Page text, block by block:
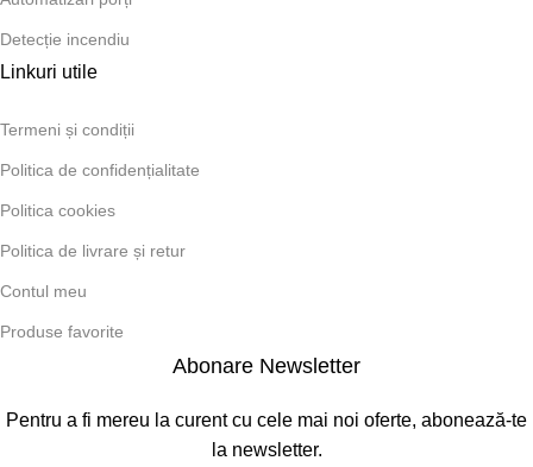
Detecție incendiu
Linkuri utile
Termeni și condiții
Politica de confidențialitate
Politica cookies
Politica de livrare și retur
Contul meu
Produse favorite
Abonare Newsletter
Pentru a fi mereu la curent cu cele mai noi oferte, abonează-te
la newsletter.